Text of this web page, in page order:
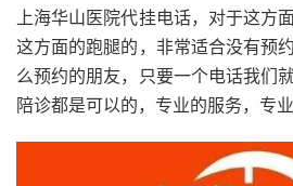
上海华山医院代挂电话，对于这方
这方面的跑腿的，非常适合没有预
么预约的朋友，只要一个电话我们
陪诊都是可以的，专业的服务，专